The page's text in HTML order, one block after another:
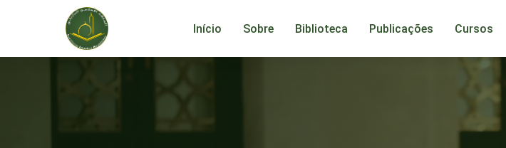
Início Sobre Biblioteca Publicações Cursos